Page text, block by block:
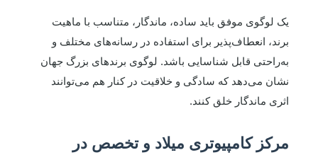
یک لوگوی موفق باید ساده، ماندگار، متناسب با ماهیت
برند، انعطاف‌پذیر برای استفاده در رسانه‌های مختلف و
به‌راحتی قابل شناسایی باشد. لوگوی برندهای بزرگ جهان
نشان می‌دهد که سادگی و خلاقیت در کنار هم می‌توانند
اثری ماندگار خلق کنند.
مرکز کامپیوتری میلاد و تخصص در